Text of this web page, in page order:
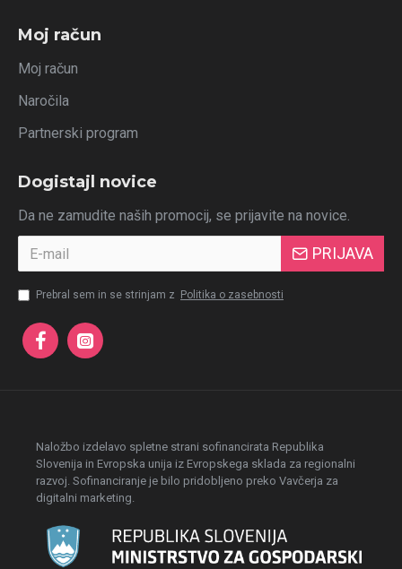
Moj račun
Moj račun
Naročila
Partnerski program
Dogistajl novice
Da ne zamudite naših promocij, se prijavite na novice.
PRIJAVA
Prebral sem in se strinjam z Politika o zasebnosti
Naložbo izdelavo spletne strani sofinancirata Republika
Slovenija in Evropska unija iz Evropskega sklada za regionalni
razvoj. Sofinanciranje je bilo pridobljeno preko Vavčerja za
digitalni marketing.